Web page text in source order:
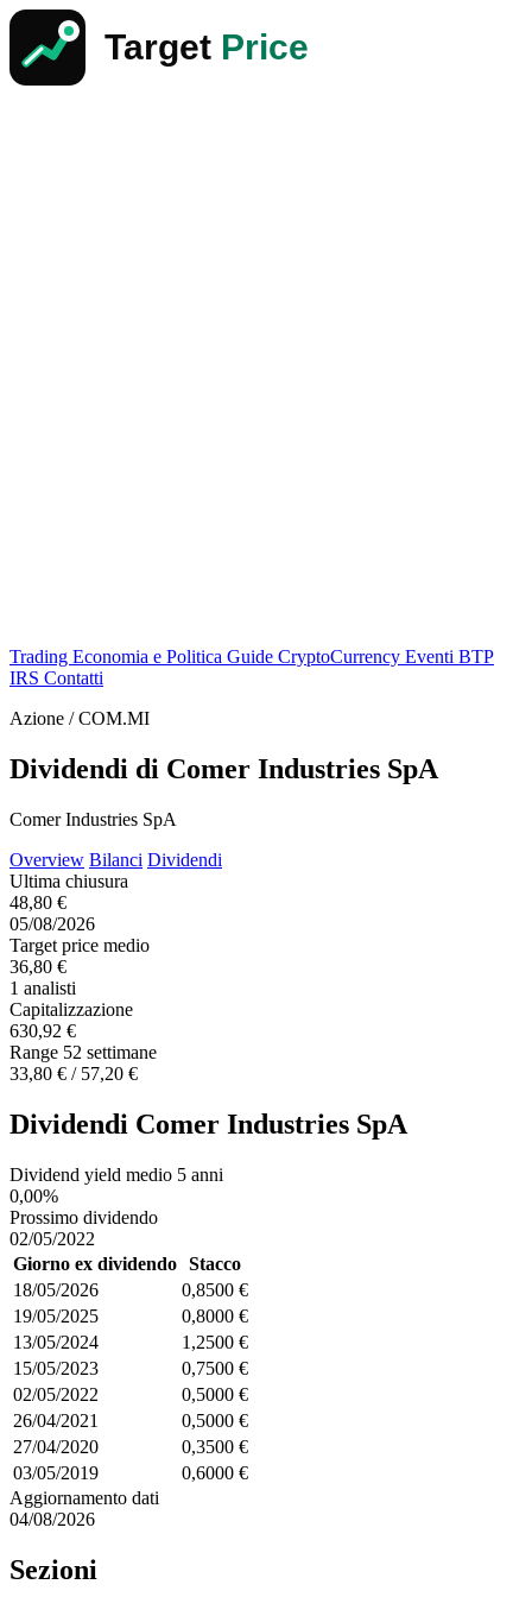
Trading Economia e Politica Guide CryptoCurrency Eventi BTP
IRS Contatti
Azione / COM.MI
Dividendi di Comer Industries SpA
Comer Industries SpA
Overview Bilanci Dividendi
Ultima chiusura
48,80 €
05/08/2026
Target price medio
36,80 €
1 analisti
Capitalizzazione
630,92 €
Range 52 settimane
33,80 € / 57,20 €
Dividendi Comer Industries SpA
Dividend yield medio 5 anni
0,00%
Prossimo dividendo
02/05/2022
Giorno ex dividendo Stacco
18/05/2026
0,8500 €
19/05/2025
0,8000 €
13/05/2024
1,2500 €
15/05/2023
0,7500 €
02/05/2022
0,5000 €
26/04/2021
0,5000 €
27/04/2020
0,3500 €
03/05/2019
0,6000 €
Aggiornamento dati
04/08/2026
Sezioni